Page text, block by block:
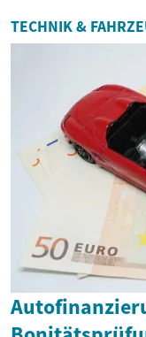
TECHNIK &